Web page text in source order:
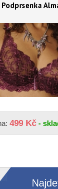
Podprsenka
499 Kč -